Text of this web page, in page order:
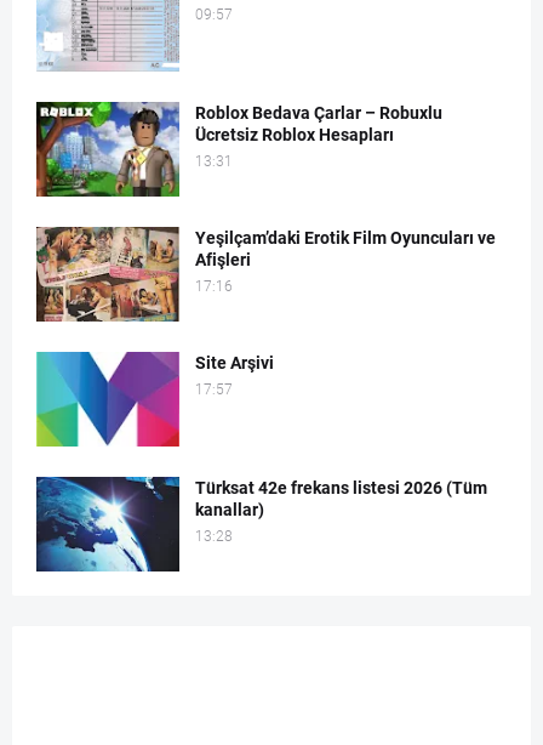
09:57
Roblox Bedava Çarlar – Robuxlu
Ücretsiz Roblox Hesapları
13:31
Yeşilçam’daki Erotik Film Oyuncuları ve
Afişleri
17:16
Site Arşivi
17:57
Türksat 42e frekans listesi 2026 (Tüm
kanallar)
13:28